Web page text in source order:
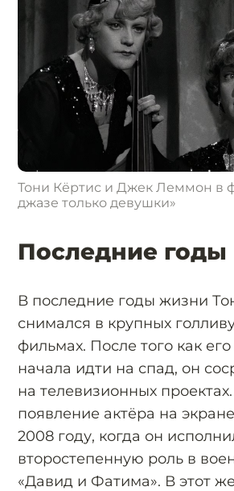
Тони Кёртис и Джек Леммон в
джазе только девушки»
Последние годы
В последние годы жизни
снимался в крупных
фильмах. После того как
начала идти на спад, он
на телевизионных
появление актёра на
2008 году, когда он
второстепенную роль в
«Давид и Фатима». В этот